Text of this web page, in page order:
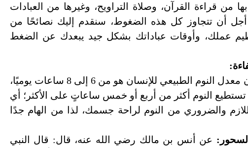
بها من قراءة القرآن، وصلاة التراويح، وغيرها من العبادات
أجل أن تتجاوز كل هذه الضغوط، سنقدم إليك نصائحًا من
عملك، وأوقات عباداتك بشكل جيد يبعدك عن الضغط
إن معدل النوم الطبيعي للإنسان هو من 6 إلى 8 ساعات يوميًا،
النوم أكثر من أربع أو خمس ساعاتٍ على الأكثر؛ أي
والضروري من النوم لراحة جسمك، لذا من الهام جدًا
عن أنس بن مالك رضي الله عنه، قال: قال النبي